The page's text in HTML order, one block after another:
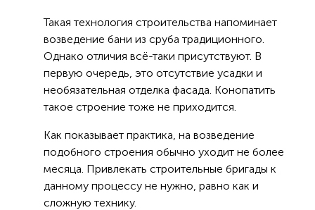
Такая технология строительства напоминает
возведение бани из сруба традиционного.
Однако отличия всё-таки присутствуют. В
первую очередь, это отсутствие усадки и
необязательная отделка фасада. Конопатить
такое строение тоже не приходится.
Как показывает практика, на возведение
подобного строения обычно уходит не более
месяца. Привлекать строительные бригады к
данному процессу не нужно, равно как и
сложную технику.